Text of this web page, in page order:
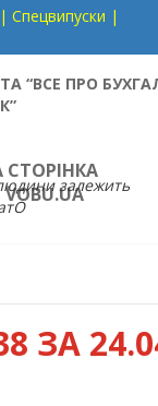
| Спецвипуски |
“ВСЕ ПРО
залежить
ЗА